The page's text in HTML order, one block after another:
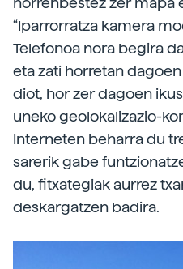
“Iparrorratza kamera
Telefonoa nora begira
eta zati horretan
diot, hor zer dagoen
uneko geolokalizazio-
Interneten beharra du
sarerik gabe
du, fitxategiak aurrez
deskargatzen badira.